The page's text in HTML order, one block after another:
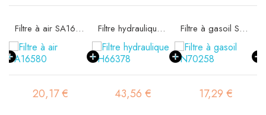
Filtre à air SA16580
20,17 €
Filtre hydraulique SH66378
43,56 €
Filtre à gasoil SN70258
17,29 €